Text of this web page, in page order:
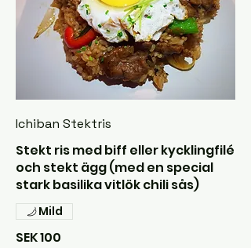
Ichiban Stektris
Stekt ris med biff eller kycklingfilé
och stekt ägg (med en special
stark basilika vitlök chili sås)
SEK 100
Mild